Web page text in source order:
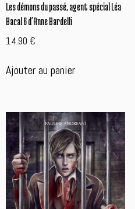
Les démons du passé, agent spécial Léa
Bacal 6 d’Anne Bardelli
14.90 €
Ajouter au panier